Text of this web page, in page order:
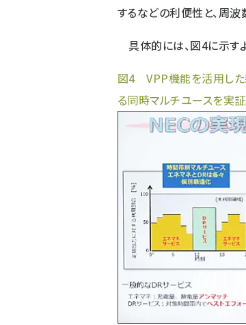
するなどの利便性と、周
具体的には、図4に示す
図4 VPP機能を活用した
る同時マルチユースを実証